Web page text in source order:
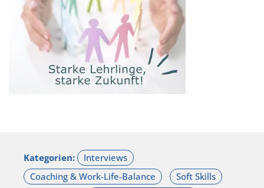
Kategorien: